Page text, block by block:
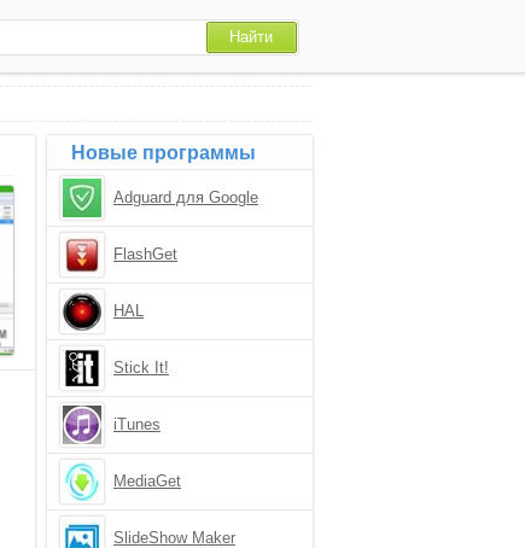
Новые программы
Adguard для Google
FlashGet
HAL
Stick It!
iTunes
MediaGet
SlideShow Maker